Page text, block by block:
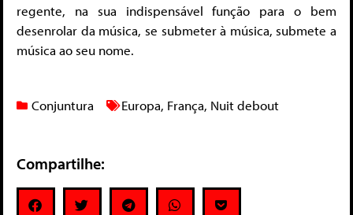
regente, na sua indispensável função para o bem
desenrolar da música, se submeter à música, submete a
música ao seu nome.
Conjuntura Europa, França, Nuit debout
Compartilhe: